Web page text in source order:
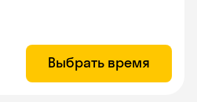
Выбрать время